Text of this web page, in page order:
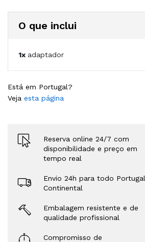
Reserva online 24/7 com
disponibilidade e preço em
tempo real
Envio 24h para todo Portugal
Continental
Embalagem resistente e de
qualidade profissional
Compromisso de
Está em Portugal?
Veja esta página
O que inclui
1x adaptador